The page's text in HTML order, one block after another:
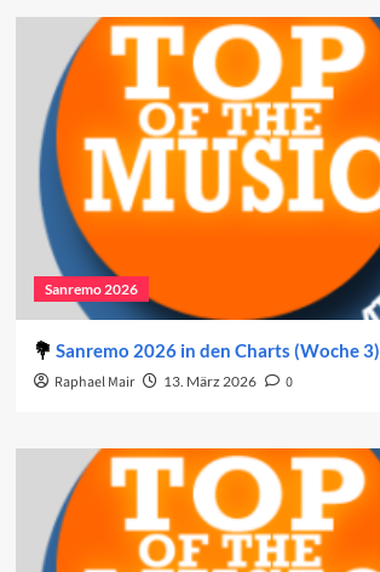
Sanremo 2026
Sanremo 2026 in den Charts (Woche 3)
Raphael Mair 13. März 2026 0